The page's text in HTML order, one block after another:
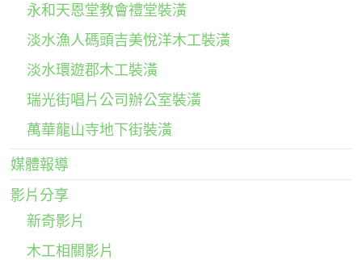
永和天恩堂教會禮堂裝潢
淡水漁人碼頭吉美悅洋木工裝潢
淡水環遊郡木工裝潢
瑞光街唱片公司辦公室裝潢
萬華龍山寺地下街裝潢
媒體報導
影片分享
新奇影片
木工相關影片